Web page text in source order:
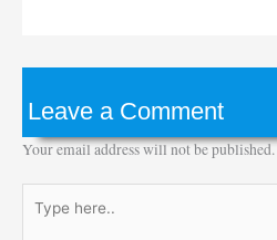
Leave a Comment
Your email address will not be published.
here..